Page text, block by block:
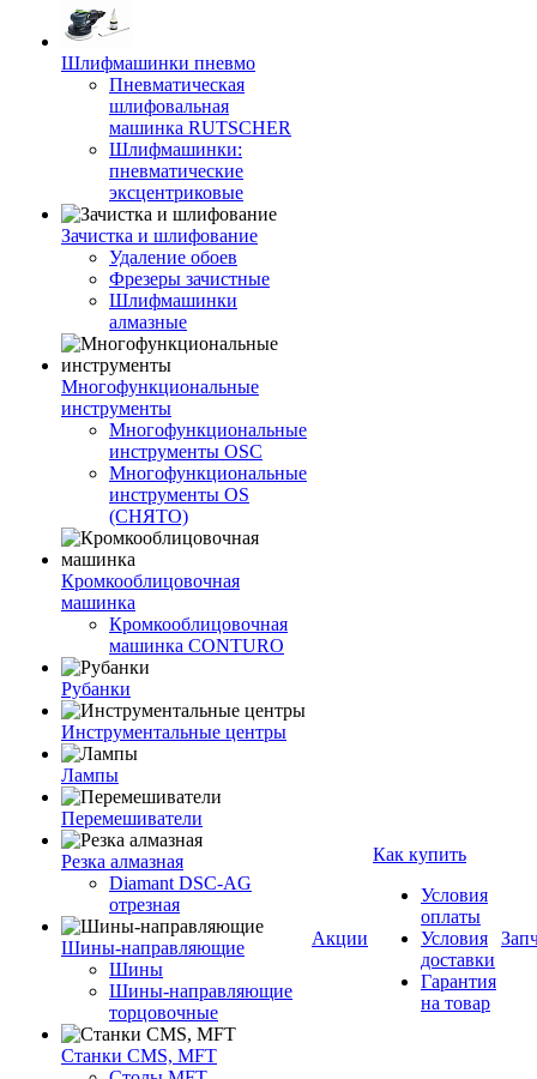
Шлифмашинки пневмо
Пневматическая
шлифовальная
машинка RUTSCHER
Шлифмашинки:
пневматические
эксцентриковые
Зачистка и шлифование
Удаление обоев
Фрезеры зачистные
Шлифмашинки
алмазные
Многофункциональные
инструменты
Многофункциональные
инструменты OSC
Многофункциональные
инструменты OS
(СНЯТО)
Кромкооблицовочная
машинка
Кромкооблицовочная
машинка CONTURO
Рубанки
Инструментальные центры
Лампы
Перемешиватели
Резка алмазная
Diamant DSC-AG
отрезная
Шины-направляющие
Шины
Шины-направляющие
торцовочные
Станки CMS, MFT
Акции
Как купить
Условия
оплаты
Условия
доставки
Гарантия
на товар